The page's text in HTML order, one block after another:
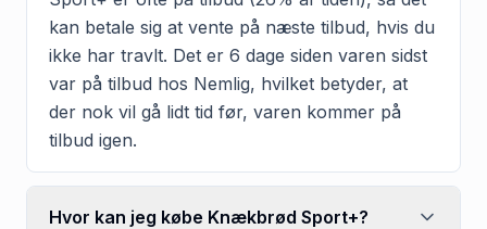
kan betale sig at vente på næste tilbud, hvis du
ikke har travlt. Det er 6 dage siden varen sidst
var på tilbud hos Nemlig, hvilket betyder, at
der nok vil gå lidt tid før, varen kommer på
tilbud igen.
Hvor kan jeg købe Knækbrød Sport+?